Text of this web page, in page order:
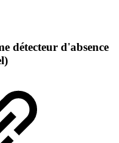
détecteur d'absence